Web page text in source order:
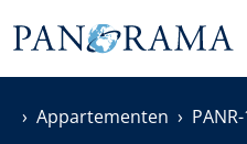
Appartementen